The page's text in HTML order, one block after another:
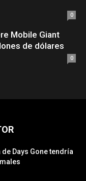
0
Mobile Giant
de dólares
0
Days Gone tendría